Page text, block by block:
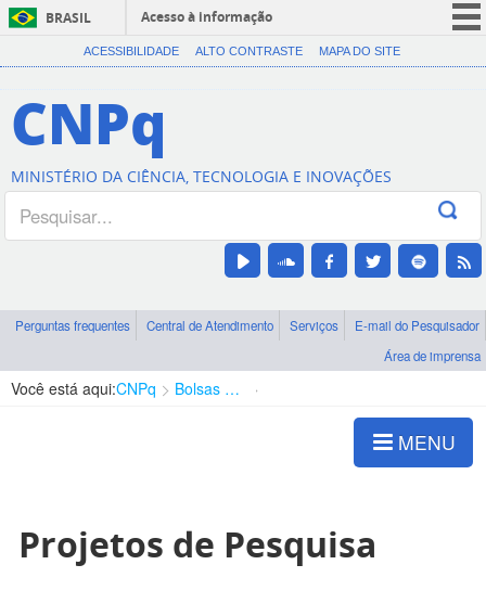
BRASIL
Acesso à informação
CORONAVÍRUS (COVID-19)
Canais
ACESSIBILIDADE ALTO CONTRASTE MAPA DO SITE
CNPq
MINISTÉRIO DA CIÊNCIA, TECNOLOGIA E INOVAÇÕES
Perguntas frequentes Central de Atendimento Serviços
E-mail do Pesquisador
Área de imprensa
Você está aqui:CNPq Bolsas e Auxílios Vigentes
MENU
Projetos de Pesquisa